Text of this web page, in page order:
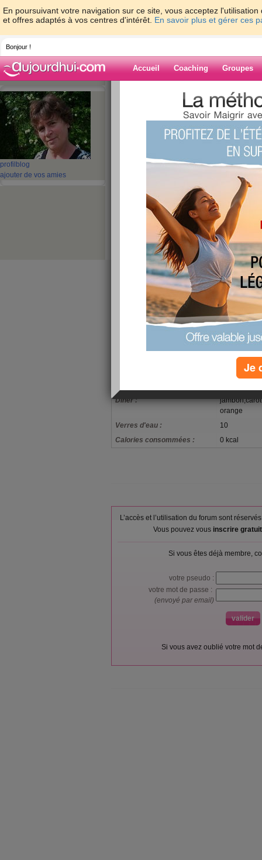
En poursuivant votre navigation sur ce site, vous acceptez
et offres adaptés à vos centres d'intérêt. En savoir plus et gérer ces
Bonjour !
Accueil Coaching Groupes
profil blog
ajouter de vos amies
> > A nos
Blog de
A nos parapluies
Et voilà le soleil nous à
mon alimentation
1 bol de lait,
orange, 1
Filet de
carottes,
Dîner :
Potage
orange
Verres d'eau :
10
Calories consommées :
0 kcal
L’accès et l’utilisation du forum sont
Vous pouvez vous inscrire
Si vous êtes déjà membre,
votre pseudo :
votre mot de passe :
(envoyé par email)
Si vous avez oublié votre mot
Je